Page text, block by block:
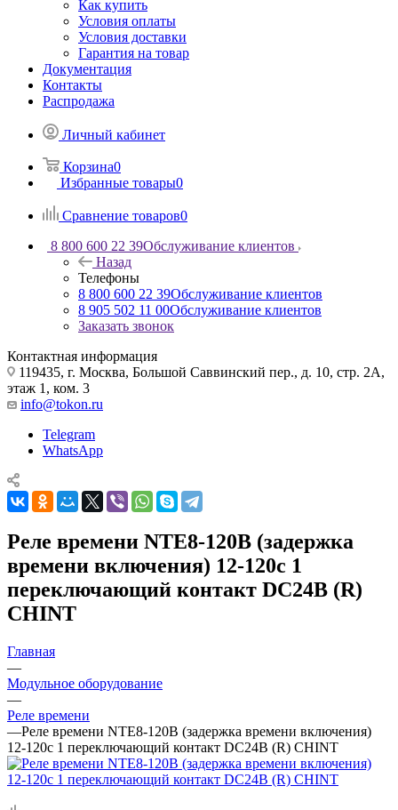
Как купить
Условия оплаты
Условия доставки
Гарантия на товар
Документация
Контакты
Распродажа
Личный кабинет
Корзина0
Избранные товары0
Сравнение товаров0
8 800 600 22 39Обслуживание клиентов
Назад
Телефоны
8 800 600 22 39Обслуживание клиентов
8 905 502 11 00Обслуживание клиентов
Заказать звонок
Контактная информация
119435, г. Москва, Большой Саввинский пер., д. 10, стр. 2А,
этаж 1, ком. 3
info@tokon.ru
Telegram
WhatsApp
Реле времени NTE8-120B (задержка
времени включения) 12-120с 1
переключающий контакт DC24В (R)
CHINT
Главная
—
Модульное оборудование
—
Реле времени
—Реле времени NTE8-120B (задержка времени включения)
12-120с 1 переключающий контакт DC24В (R) CHINT